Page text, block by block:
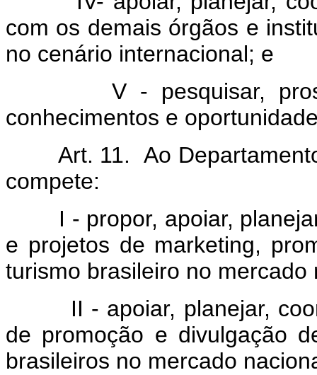
com os demais órgãos e
no cenário internacional; e
V - pesquisar,
conhecimentos e
Art. 11. Ao Departamento
compete:
I - propor, apoiar, planejar,
e projetos de marketing,
turismo brasileiro no mercado
II - apoiar, planejar,
de promoção e divulgação
brasileiros no mercado